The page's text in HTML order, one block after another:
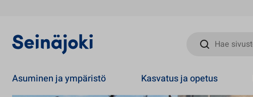
Hae sivustolta
Asuminen ja ympäristö Kasvatus ja opetus